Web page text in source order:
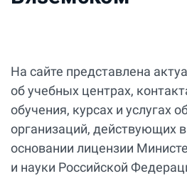
На сайте представлена
об учебных центрах,
обучения, курсах и услугах
организаций, действующих
основании лицензии
и науки Российской